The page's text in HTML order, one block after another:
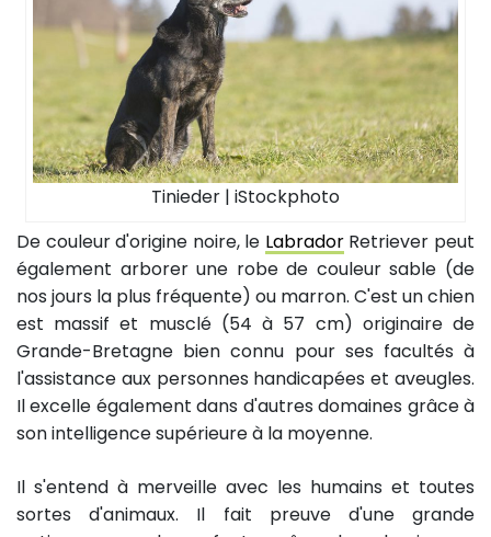
Tinieder | iStockphoto
De couleur d'origine noire, le LabradorRetriever peut
également arborer une robe de couleur sable (de
nos jours la plus fréquente) ou marron. C'est un chien
est massif et musclé (54 à 57 cm) originaire de
Grande-Bretagne bien connu pour ses facultés à
l'assistance aux personnes handicapées et aveugles.
Il excelle également dans d'autres domaines grâce à
son intelligence supérieure à la moyenne.
Il s'entend à merveille avec les humains et toutes
sortes d'animaux. Il fait preuve d'une grande